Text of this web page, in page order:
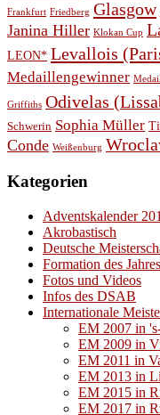
Frankfurt Friedberg Glasgow
Janina Hiller Klokan Cup
LEON* Levallois
Medaillengewinner
Griffiths Odivelas
Schwerin Sophia Müller
Conde Weißenburg
Kategorien
Adventskalender
Akrobastisch
Deutsche
Formation des Jahres
Fotos und Videos
Infos des DSAB
Internationale
EM 2007 in
EM 2009 in
EM 2011 in
EM 2013 in
EM 2015 in
EM 2017 in